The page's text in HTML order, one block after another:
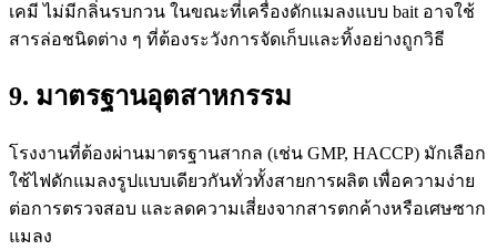
เคมี ไม่มีกลิ่นรบกวน ในขณะที่เครื่องดักแมลงแบบ bait อาจใช้
สารล่อชนิดต่าง ๆ ที่ต้องระวังการจัดเก็บและทิ้งอย่างถูกวิธี
9. มาตรฐานอุตสาหกรรม
โรงงานที่ต้องผ่านมาตรฐานสากล (เช่น GMP, HACCP) มักเลือก
ใช้ไฟดักแมลงรูปแบบเดียวกันทั่วทั้งสายการผลิต เพื่อความง่าย
ต่อการตรวจสอบ และลดความเสี่ยงจากสารตกค้างหรือเศษซาก
แมลง